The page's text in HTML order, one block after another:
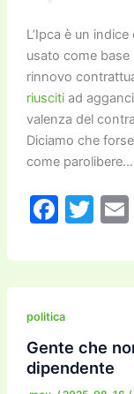
L’Ipca è un
usato come base
rinnovo
riuscitiad
valenza del
Diciamo che
come parolibere…
F
c
e
b
o
o
T
itt
er
politica
Gente che
dipendente